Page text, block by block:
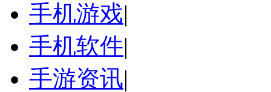
手机游戏|
手机软件|
手游资讯|